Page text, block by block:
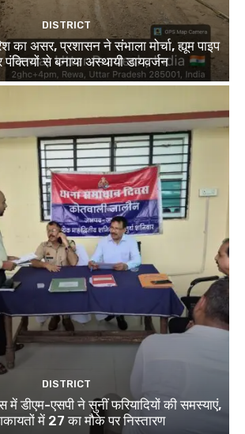
DISTRICT
का असर, प्रशासन ने संभाला मोर्चा, ह्यूम पाइप
पंक्तियों से बनाया अस्थायी डायवर्जन
DISTRICT
में डीएम-एसपी ने सुनीं फरियादियों की समस्याएं,
में 27 का मौके पर निस्तारण